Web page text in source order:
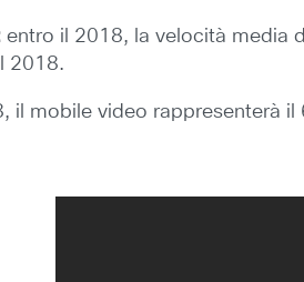
entro il 2018, la velocità media
2018.
il mobile video rappresenterà